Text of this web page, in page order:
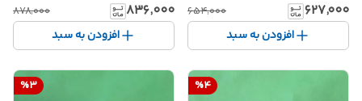
۶۲۷٬۰۰۰ ۶۵۴٬۰۰۰
افزودن به سبد
۸۳۶٬۰۰۰ ۸۷۸٬۰۰۰
افزودن به سبد
%4
%3